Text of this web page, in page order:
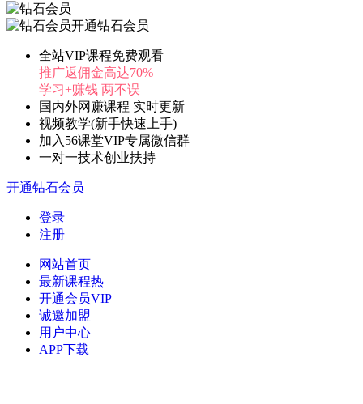
开通钻石会员
全站VIP课程免费观看
推广返佣金高达70%
学习+赚钱 两不误
国内外网赚课程 实时更新
视频教学(新手快速上手)
加入56课堂VIP专属微信群
一对一技术创业扶持
开通钻石会员
登录
注册
网站首页
最新课程热
开通会员VIP
诚邀加盟
用户中心
APP下载